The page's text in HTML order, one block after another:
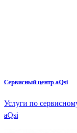
Сервисный центр aQsi
Услуги по
aQsi